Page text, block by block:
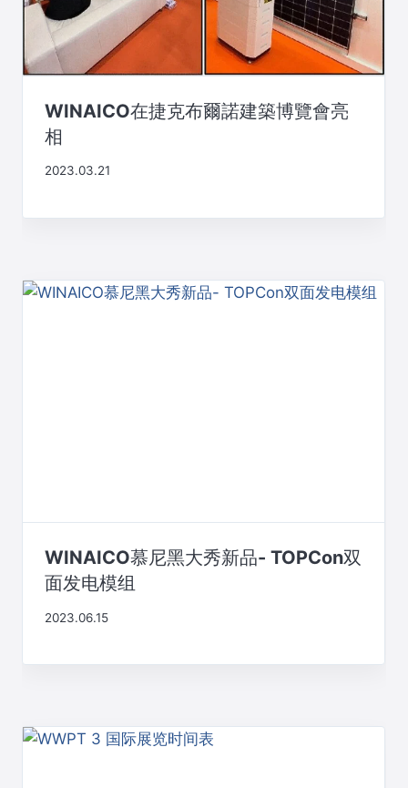
WINAICO在捷克布爾諾建築博覽會亮
相
2023.03.21
WINAICO慕尼黑大秀新品- TOPCon双
面发电模组
2023.06.15